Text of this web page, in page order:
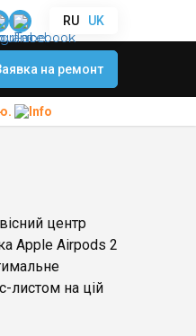
RU UK
на ремонт
центр
Apple Airpods 2
листом на цій